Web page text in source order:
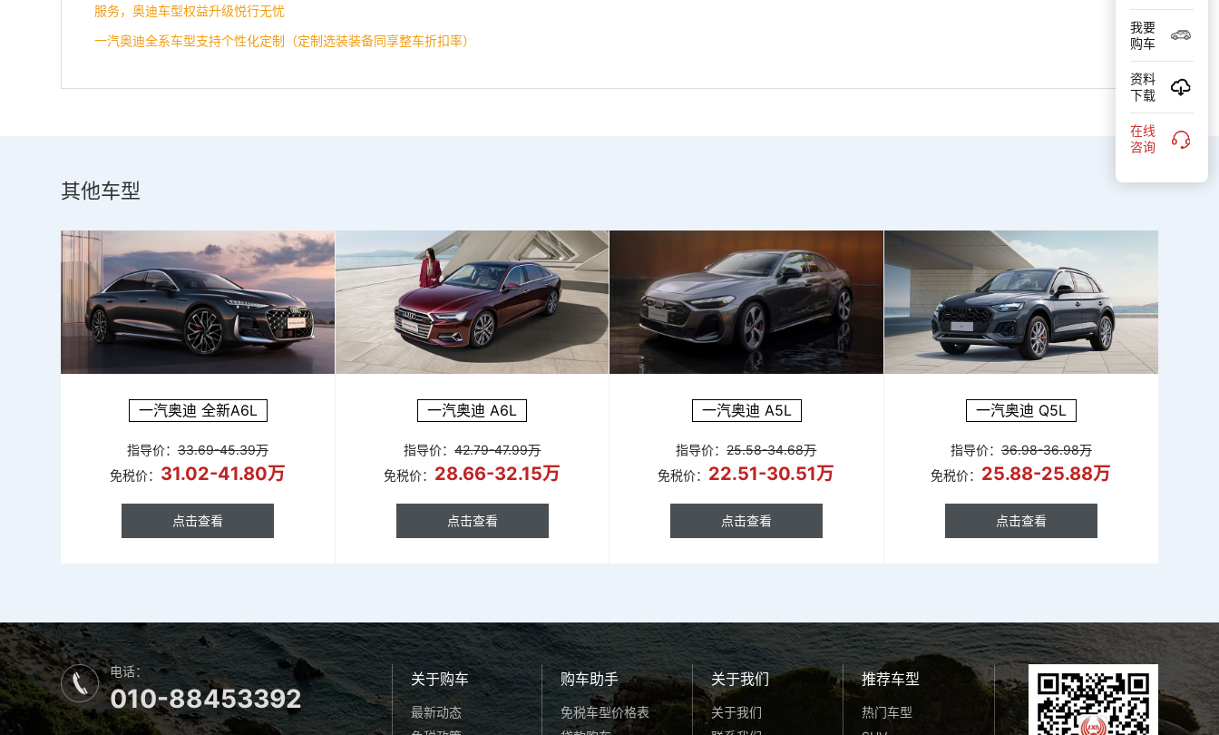
服务，奥迪车型权益升级悦行无忧
一汽奥迪全系车型支持个性化定制（定制选装装备同享整车折扣率）
其他车型
一汽奥迪 全新A6L
指导价：33.69-45.39万
免税价： 31.02-41.80万
点击查看
一汽奥迪 A6L
指导价：42.79-47.99万
免税价： 28.66-32.15万
点击查看
一汽奥迪 A5L
指导价：25.58-34.68万
免税价： 22.51-30.51万
点击查看
一汽奥迪 Q5L
指导价：36.98-36.98万
免税价： 25.88-25.88万
点击查看
电话：
010-88453392
关于购车
最新动态
购车助手
免税车型价格表
关于我们
关于我们
推荐车型
热门车型
我要
购车
资料
下载
在线
咨询